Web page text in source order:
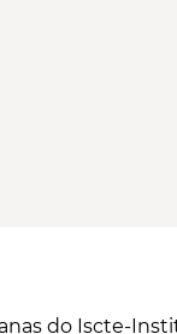
do Iscte-